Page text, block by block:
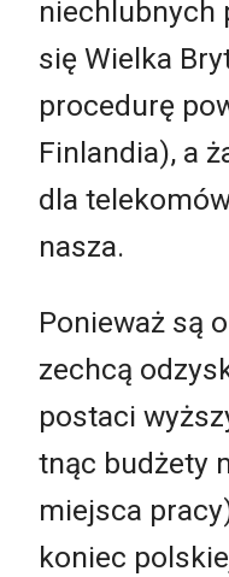
niechlubnych
się Wielka
procedurę
Finlandia), a
dla
nasza.
Ponieważ są
zechcą
postaci
tnąc budżety
miejsca
koniec